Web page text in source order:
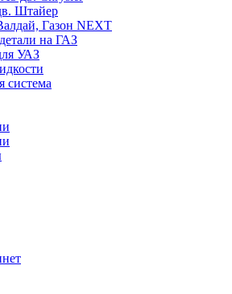
Штайер
Газон NEXT
на ГАЗ
УАЗ
система